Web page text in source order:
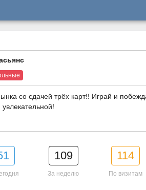
со сдачей трёх карт!! Играй и
109
За неделю
114
По визитам